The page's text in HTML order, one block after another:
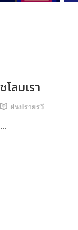
ชโลมเรา
ฝนปรายรวี
...